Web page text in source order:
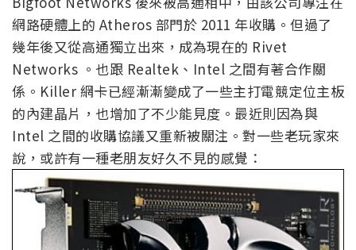
網路硬體上的 Atheros 部門於 2011 年收購。但過了
幾年後又從高通獨立出來，成為現在的 Rivet
Networks 。也跟 Realtek、Intel 之間有著合作關
係。Killer 網卡已經漸漸變成了一些主打電競定位主板
的內建晶片，也增加了不少能見度。最近則因為與
Intel 之間的收購協議又重新被關注。對一些老玩家來
說，或許有一種老朋友好久不見的感覺：